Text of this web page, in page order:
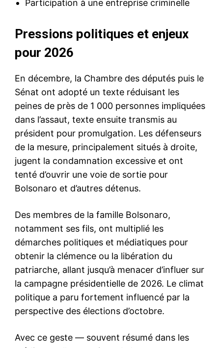
Participation à une entreprise criminelle
Pressions politiques et enjeux
pour 2026
En décembre, la Chambre des députés puis le
Sénat ont adopté un texte réduisant les
peines de près de 1 000 personnes impliquées
dans l’assaut, texte ensuite transmis au
président pour promulgation. Les défenseurs
de la mesure, principalement situés à droite,
jugent la condamnation excessive et ont
tenté d’ouvrir une voie de sortie pour
Bolsonaro et d’autres détenus.
Des membres de la famille Bolsonaro,
notamment ses fils, ont multiplié les
démarches politiques et médiatiques pour
obtenir la clémence ou la libération du
patriarche, allant jusqu’à menacer d’influer sur
la campagne présidentielle de 2026. Le climat
politique a paru fortement influencé par la
perspective des élections d’octobre.
Avec ce geste — souvent résumé dans les